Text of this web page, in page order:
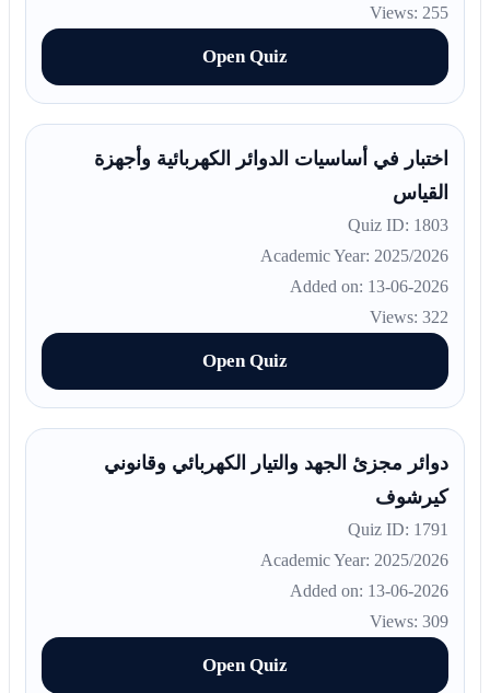
Views: 255
Open Quiz
اختبار في أساسيات الدوائر الكهربائية وأجهزة
القياس
Quiz ID: 1803
Academic Year: 2025/2026
Added on: 13-06-2026
Views: 322
Open Quiz
دوائر مجزئ الجهد والتيار الكهربائي وقانوني
كيرشوف
Quiz ID: 1791
Academic Year: 2025/2026
Added on: 13-06-2026
Views: 309
Open Quiz